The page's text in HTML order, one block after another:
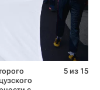
5 из 15